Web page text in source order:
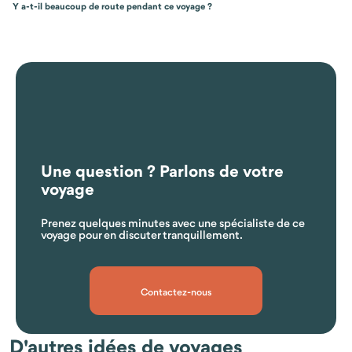
Y a-t-il beaucoup de route pendant ce voyage ?
Quelle est la meilleure période pour partir ?
Une question ? Parlons de votre
voyage
Prenez quelques minutes avec une spécialiste de ce
voyage pour en discuter tranquillement.
Contactez-nous